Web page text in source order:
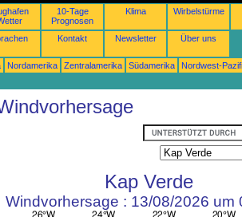
10-Tage
Prognosen
Klima Wirbelstürme
Kontakt Newsletter Über uns
Nordamerika Zentralamerika Südamerika
Nordwest-
Kap Verde
Windvorhersage : 13/08/2026 um